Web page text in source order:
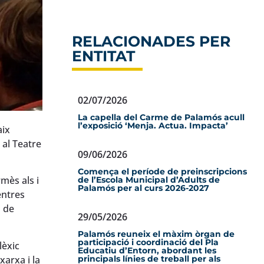
Teatre
als i
de
i la
RELACIONADES PER
ENTITAT
02/07/2026
La capella del Carme de Palamós acull
l’exposició ‘Menja. Actua. Impacta’
09/06/2026
Comença el període de preinscripcions
de l’Escola Municipal d’Adults de
Palamós per al curs 2026-2027
29/05/2026
Palamós reuneix el màxim òrgan de
participació i coordinació del Pla
Educatiu d’Entorn, abordant les
principals línies de treball per als